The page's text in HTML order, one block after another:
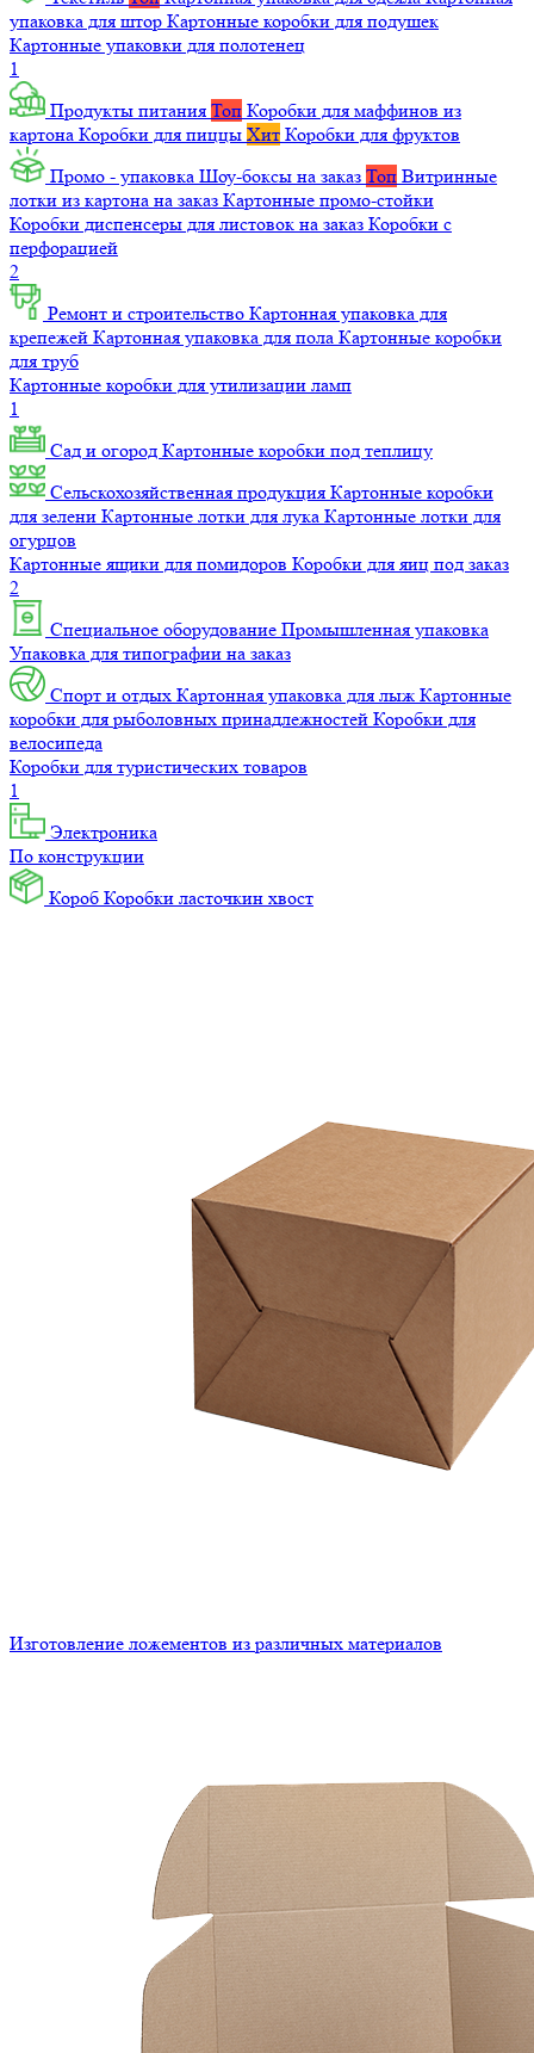
упаковка для штор Картонные коробки для подушек
Картонные упаковки для полотенец
1
Продукты питания Топ Коробки для маффинов из
картона Коробки для пиццы Хит Коробки для фруктов
Промо - упаковка Шоу-боксы на заказ Топ Витринные
лотки из картона на заказ Картонные промо-стойки
Коробки диспенсеры для листовок на заказ Коробки с
перфорацией
2
Ремонт и строительство Картонная упаковка для
крепежей Картонная упаковка для пола Картонные коробки
для труб
Картонные коробки для утилизации ламп
1
Сад и огород Картонные коробки под теплицу
Сельскохозяйственная продукция Картонные коробки
для зелени Картонные лотки для лука Картонные лотки для
огурцов
Картонные ящики для помидоров Коробки для яиц под заказ
2
Специальное оборудование Промышленная упаковка
Упаковка для типографии на заказ
Спорт и отдых Картонная упаковка для лыж Картонные
коробки для рыболовных принадлежностей Коробки для
велосипеда
Коробки для туристических товаров
1
Электроника
По конструкции
Короб Коробки ласточкин хвост
Изготовление ложементов из различных материалов